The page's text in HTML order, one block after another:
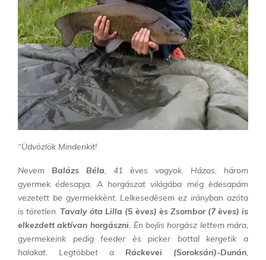
“Üdvözlök Mindenkit!
Nevem Balázs Béla, 41 èves vagyok. Házas, három
gyermek édesapja. A horgászat világába még èdesapám
vezetett be gyermekkènt. Lelkesedèsem ez irányban azóta
is töretlen.Tavaly óta Lilla (5 èves) ès Zsombor (7 èves) is
elkezdett aktívan horgászni. Èn bojlis horgász lettem mára,
gyermekeink pedig feeder ès picker bottal kergetik a
halakat. Legtöbbet a Ráckevei (Soroksári)-Dunán,